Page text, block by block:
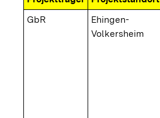
GbR
Ehingen-
Volkersheim